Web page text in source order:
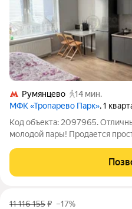
Румянцево
14 мин.
МФК «Тропарево Парк», 1
Код объекта: 2097965.
молодой пары! Продается
Румянцево (10 мин). Новый
квартира полностью готова к
11 116 155₽ –17%